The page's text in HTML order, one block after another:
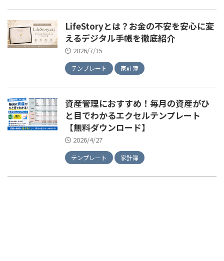
LifeStoryとは？お金の不安を安心に変
えるデジタル手帳を徹底紹介
2026/7/15
テンプレート 家計簿
資産管理におすすめ！毎月の資産がひ
と目でわかるエクセルテンプレート
【無料ダウンロード】
2026/4/27
テンプレート 家計簿